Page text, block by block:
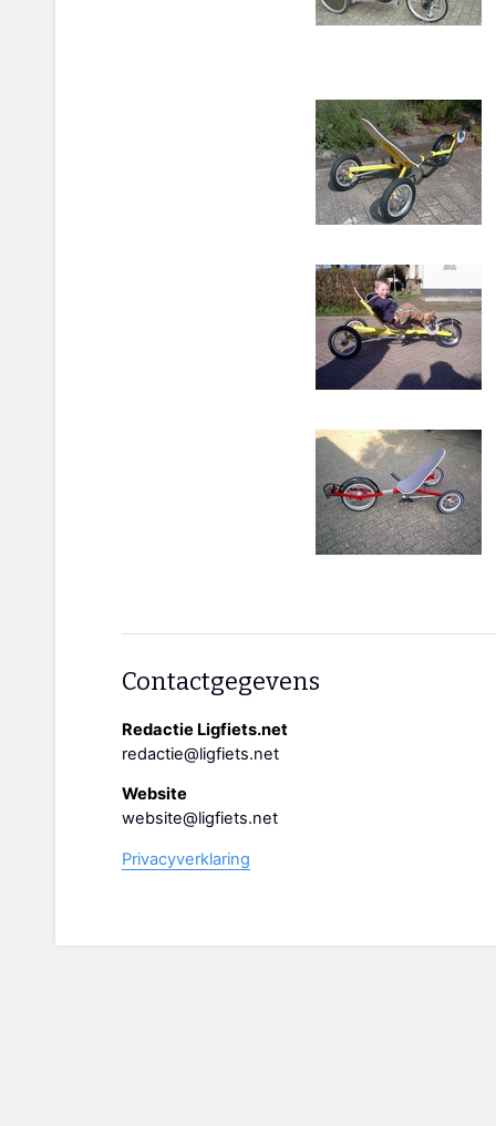
Contactgegevens
Redactie Ligfiets.net
redactie@ligfiets.net
Website
website@ligfiets.net
Privacyverklaring